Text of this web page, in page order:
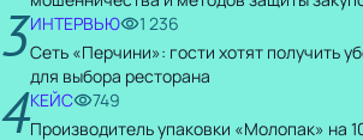
3ИНТЕРВЬЮ
1 236
Сеть «Перчини»: гости хотят получить
для выбора ресторана
4КЕЙС
749
Производитель упаковки «Молопак» на